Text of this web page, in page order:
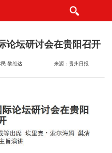
论坛研讨会在贵阳召开
民 黎维达 来源：贵州日报